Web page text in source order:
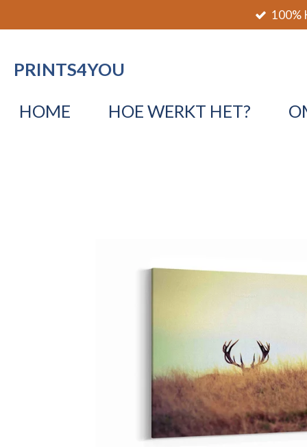
direct
de
100%
PRINTS4YOU
HOME HOE WERKT HET?